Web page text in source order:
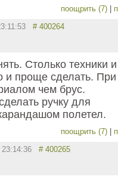
поощрить (7) |
# 400264
Столько техники и
и проще сделать. При
чем брус.
ручку для
полетел.
поощрить (7) |
23:14:36 # 400265